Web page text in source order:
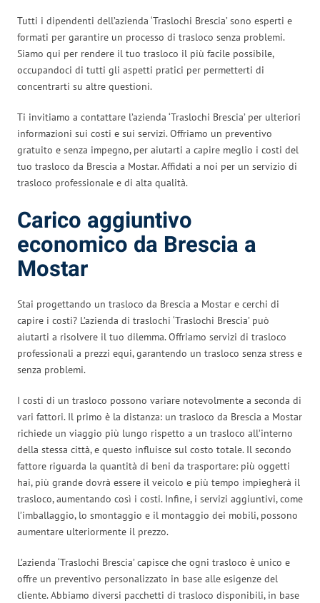
Tutti i dipendenti dell’azienda ‘Traslochi Brescia’ sono esperti e
formati per garantire un processo di trasloco senza problemi.
Siamo qui per rendere il tuo trasloco il più facile possibile,
occupandoci di tutti gli aspetti pratici per permetterti di
concentrarti su altre questioni.
Ti invitiamo a contattare l’azienda ‘Traslochi Brescia’ per ulteriori
informazioni sui costi e sui servizi. Offriamo un preventivo
gratuito e senza impegno, per aiutarti a capire meglio i costi del
tuo trasloco da Brescia a Mostar. Affidati a noi per un servizio di
trasloco professionale e di alta qualità.
Carico aggiuntivo
economico da Brescia a
Mostar
Stai progettando un trasloco da Brescia a Mostar e cerchi di
capire i costi? L’azienda di traslochi ‘Traslochi Brescia’ può
aiutarti a risolvere il tuo dilemma. Offriamo servizi di trasloco
professionali a prezzi equi, garantendo un trasloco senza stress e
senza problemi.
I costi di un trasloco possono variare notevolmente a seconda di
vari fattori. Il primo è la distanza: un trasloco da Brescia a Mostar
richiede un viaggio più lungo rispetto a un trasloco all’interno
della stessa città, e questo influisce sul costo totale. Il secondo
fattore riguarda la quantità di beni da trasportare: più oggetti
hai, più grande dovrà essere il veicolo e più tempo impiegherà il
trasloco, aumentando così i costi. Infine, i servizi aggiuntivi, come
l’imballaggio, lo smontaggio e il montaggio dei mobili, possono
aumentare ulteriormente il prezzo.
L’azienda ‘Traslochi Brescia’ capisce che ogni trasloco è unico e
offre un preventivo personalizzato in base alle esigenze del
cliente. Abbiamo diversi pacchetti di trasloco disponibili, in base